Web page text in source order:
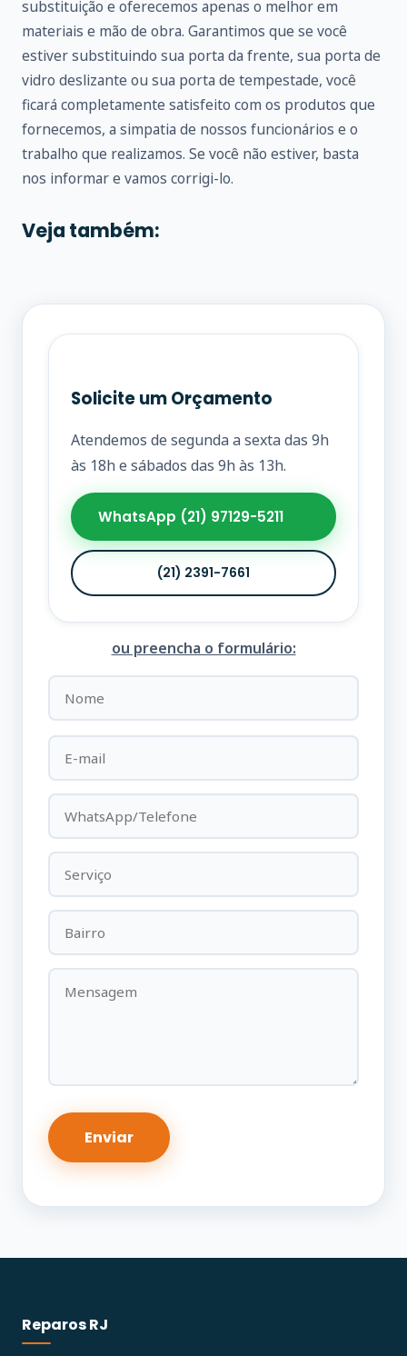
substituição e oferecemos apenas o melhor em
materiais e mão de obra. Garantimos que se você
estiver substituindo sua porta da frente, sua porta de
vidro deslizante ou sua porta de tempestade, você
ficará completamente satisfeito com os produtos que
fornecemos, a simpatia de nossos funcionários e o
trabalho que realizamos. Se você não estiver, basta
nos informar e vamos corrigi-lo.
Veja também:
Solicite um Orçamento
Atendemos de segunda a sexta das 9h
às 18h e sábados das 9h às 13h.
WhatsApp (21) 97129-5211
(21) 2391-7661
ou preencha o formulário:
Reparos RJ